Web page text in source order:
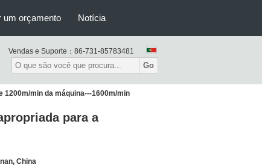
um orçamento Notícia
Vendas e Suporte： 86-731-85783481
Go
min da máquina---1600m/min
para a
China